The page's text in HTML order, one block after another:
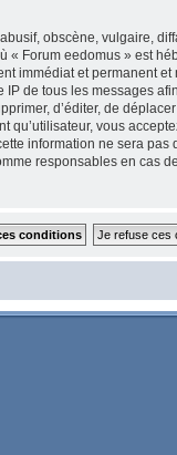
obscène, vulgaire,
« Forum eedomus » est
immédiat et permanent
de tous les messages
d’éditer, de
qu’utilisateur, vous
information ne sera
responsables en cas